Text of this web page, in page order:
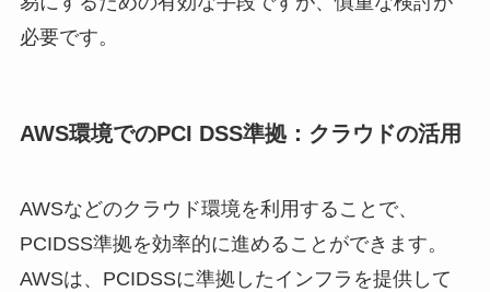
必要です。
AWS環境でのPCI DSS準拠：クラウドの活用
AWSなどのクラウド環境を利用することで、
PCIDSS準拠を効率的に進めることができます。
AWSは、PCIDSSに準拠したインフラを提供して